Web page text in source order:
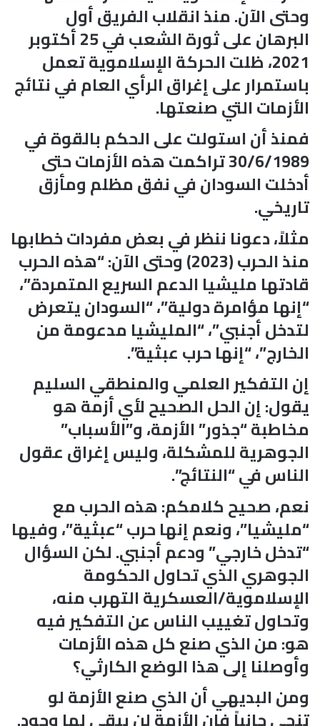
وحتى الآن. منذ انقلاب الفريق أول
البرهان على ثورة الشعب في 25 أكتوبر
2021، ظلت الحركة الإسلاموية تعمل
باستمرار على إغراق الرأي العام في نتائج
الأزمات التي صنعتها.
فمنذ أن استولت على الحكم بالقوة في
30/6/1989 تراكمت هذه الأزمات حتى
أدخلت السودان في نفق مظلم ومأزق
تاريخي.
مثلاً، دعونا ننظر في بعض مفردات خطابها
منذ الحرب (2023) وحتى الآن: “هذه الحرب
قادتها مليشيا الدعم السريع المتمردة”،
“إنها مؤامرة دولية”، “السودان يتعرض
لتدخل أجنبي”، “المليشيا مدعومة من
الخارج”، “إنها حرب عبثية”.
إن التفكير العلمي والمنطقي السليم
يقول: إن الحل الصحيح لأي أزمة هو
مخاطبة “جذور” الأزمة، و”الأسباب”
الجوهرية للمشكلة، وليس إغراق عقول
الناس في “النتائج”.
نعم، صحيح كلامكم: هذه الحرب مع
“مليشيا”، ونعم إنها حرب “عبثية”، وفيها
“تدخل خارجي” ودعم أجنبي. لكن السؤال
الجوهري الذي تحاول الحكومة
الإسلاموية/العسكرية التهرب منه،
وتحاول تغييب الناس عن التفكير فيه
هو: من الذي صنع كل هذه الأزمات
وأوصلنا إلى هذا الوضع الكارثي؟
ومن البديهي أن الذي صنع الأزمة لو